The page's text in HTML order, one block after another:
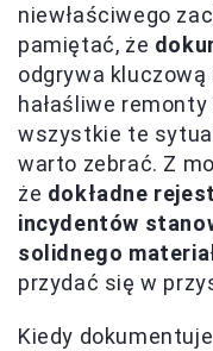
niewłaściwego
pamiętać, że
odgrywa kluczową
hałaśliwe
wszystkie te
warto zebrać. Z
że dokładne
incydentów
solidnego
przydać się w
Kiedy